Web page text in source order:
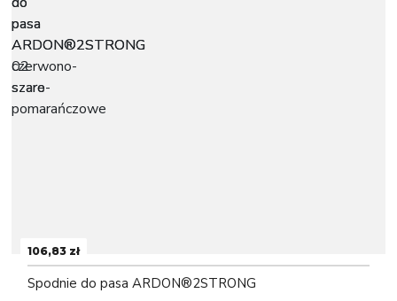
106,83 zł
Spodnie do pasa ARDON®2STRONG